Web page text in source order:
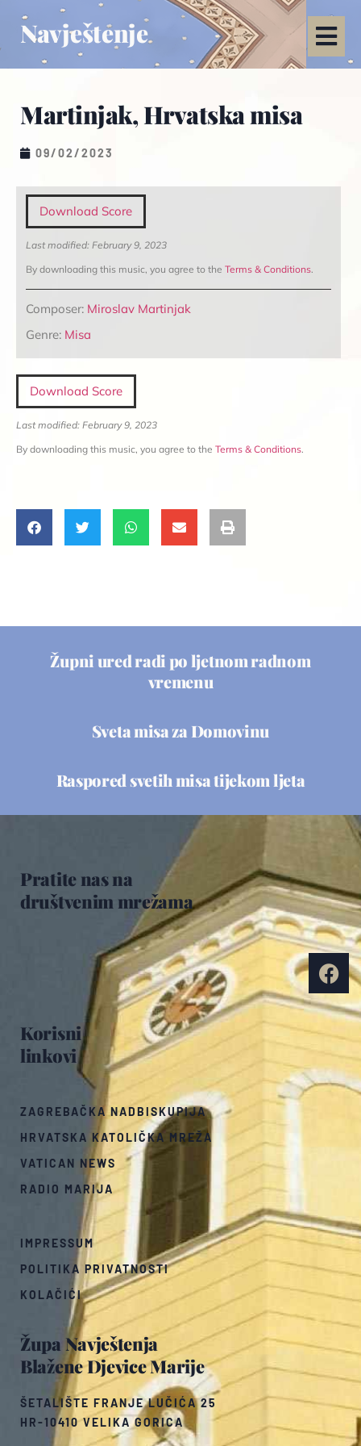
Navještenje
Martinjak, Hrvatska misa
09/02/2023
Download Score
Last modified: February 9, 2023
By downloading this music, you agree to the Terms & Conditions.
Composer: Miroslav Martinjak
Genre: Misa
Download Score
Last modified: February 9, 2023
By downloading this music, you agree to the Terms & Conditions.
Župni ured radi po ljetnom radnom
vremenu
Sveta misa za Domovinu
Raspored svetih misa tijekom ljeta
Župa Navještenja
Blažene Djevice Marije
ŠETALIŠTE FRANJE LUČIĆA 25
HR-10410 VELIKA GORICA
Korisni
linkovi
ZAGREBAČKA NADBISKUPIJA
HRVATSKA KATOLIČKA MREŽA
VATICAN NEWS
RADIO MARIJA
IMPRESSUM
POLITIKA PRIVATNOSTI
KOLAČIĆI
Pratite nas na
društvenim mrežama